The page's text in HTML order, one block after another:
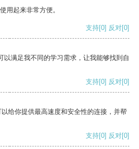
用起来非常方便。
支持[0] 反对[0]
以满足我不同的学习需求，让我能够找到自
支持[0] 反对[0]
给你提供最高速度和安全性的连接，并帮
支持[0] 反对[0]